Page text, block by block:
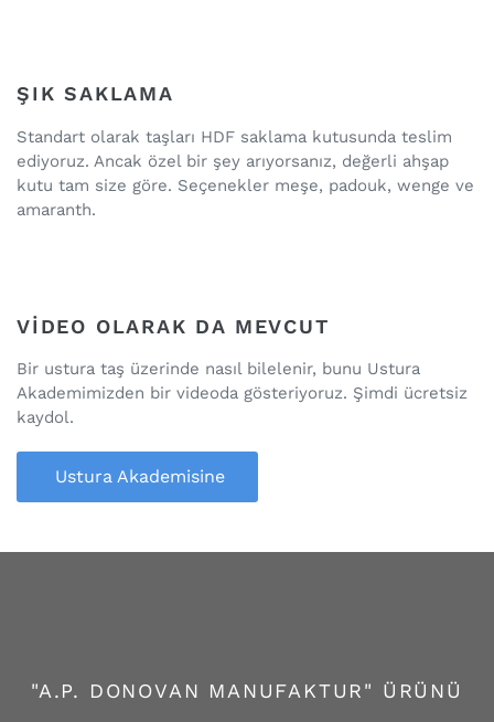
ŞIK SAKLAMA
Standart olarak taşları HDF saklama kutusunda teslim
ediyoruz. Ancak özel bir şey arıyorsanız, değerli ahşap
kutu tam size göre. Seçenekler meşe, padouk, wenge ve
amaranth.
VIDEO OLARAK DA MEVCUT
Bir ustura taş üzerinde nasıl bilelenir, bunu Ustura
Akademimizden bir videoda gösteriyoruz. Şimdi ücretsiz
kaydol.
Ustura Akademisine
"A.P. DONOVAN MANUFAKTUR" ÜRÜNÜ